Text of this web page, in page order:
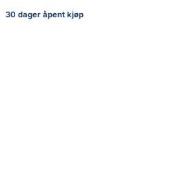
30 dager åpent kjøp